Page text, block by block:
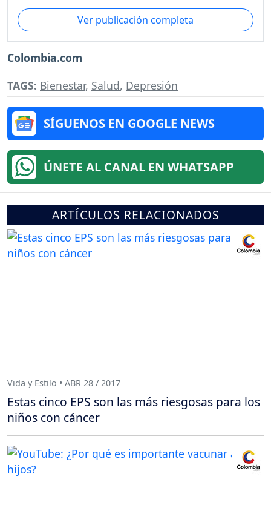
Ver publicación completa
Colombia.com
TAGS: Bienestar, Salud, Depresión
SÍGUENOS EN GOOGLE NEWS
ÚNETE AL CANAL EN WHATSAPP
ARTÍCULOS RELACIONADOS
Vida y Estilo • ABR 28 / 2017
Estas cinco EPS son las más riesgosas para los
niños con cáncer